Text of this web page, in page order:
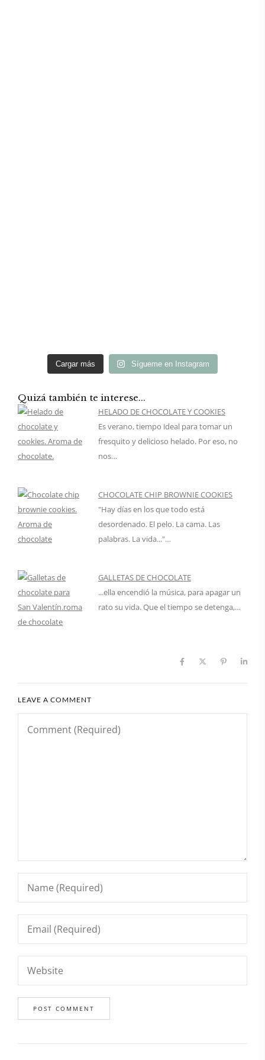
Cargar más Sígueme en Instagram
Quizá también te interese...
HELADO DE CHOCOLATE Y COOKIES
Es verano, tiempo ideal para tomar un
fresquito y delicioso helado. Por eso, no
nos…
CHOCOLATE CHIP BROWNIE COOKIES
"Hay días en los que todo está
desordenado. El pelo. La cama. Las
palabras. La vida..."…
GALLETAS DE CHOCOLATE
...ella encendió la música, para apagar un
rato su vida. Que el tiempo se detenga,…
LEAVE A COMMENT